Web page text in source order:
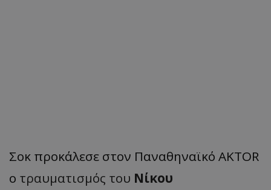
Σοκ προκάλεσε στον Παναθηναϊκό AKTOR
ο τραυματισμός του Νίκου